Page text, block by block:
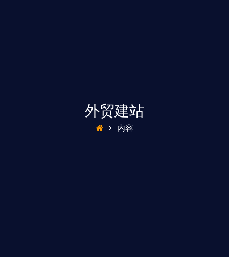
外贸建站
内容